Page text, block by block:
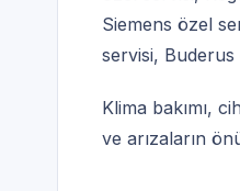
Siemens özel
servisi, Buderus
Klima bakımı,
ve arızaların